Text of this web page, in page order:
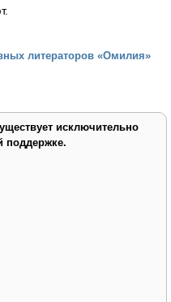
литераторов «Омилия»
исключительно
поддержке.